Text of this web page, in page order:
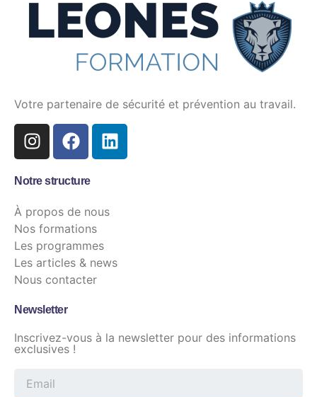
Votre partenaire de sécurité et prévention au travail.
Notre structure
À propos de nous
Nos formations
Les programmes
Les articles & news
Nous contacter
Newsletter
Inscrivez-vous à la newsletter pour des informations
exclusives !